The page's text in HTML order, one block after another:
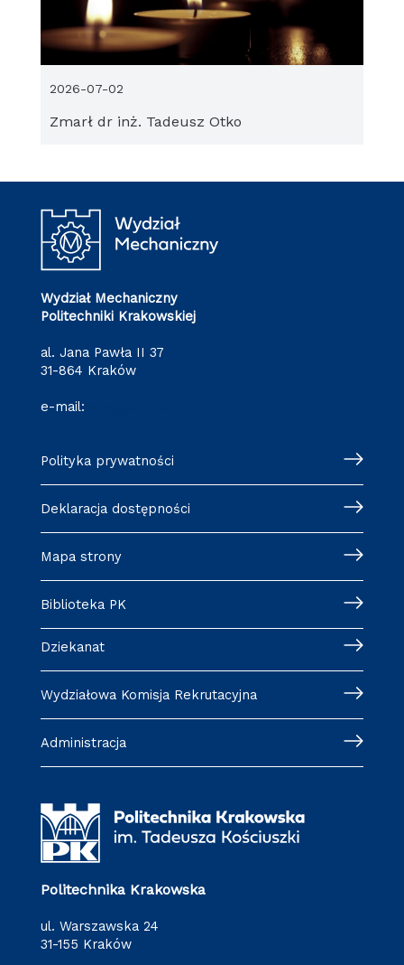
Zmarł dr inż. Tadeusz Otko
2026-07-02
Wydział Mechaniczny
Politechniki Krakowskiej
al. Jana Pawła II 37
31-864 Kraków
e-mail:
Polityka prywatności
Deklaracja dostępności
Mapa strony
Biblioteka PK
Dziekanat
Wydziałowa Komisja Rekrutacyjna
Administracja
Politechnika Krakowska
ul. Warszawska 24
31-155 Kraków